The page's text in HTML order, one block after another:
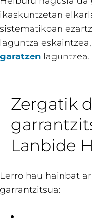
ikaskuntzetan
sistematikoan
laguntza
garatzen laguntzea.
Zergatik
Lanbide
Lerro hau hainbat
garrantzitsua: